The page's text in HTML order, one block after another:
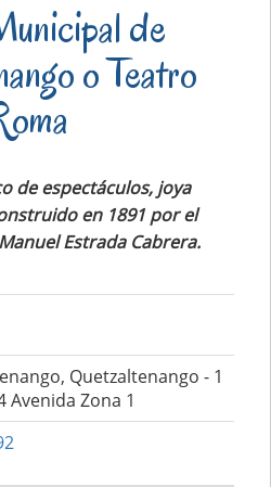
de
o Teatro
de espectáculos, joya
en 1891 por el
Estrada Cabrera.
Quetzaltenango - 1
Avenida Zona 1